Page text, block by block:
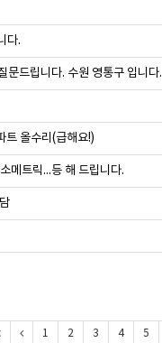
다.
문드립니다. 수원 영통구 입니다.
트 올수리(급해요!)
메트릭...등 해 드립니다.
1 2 3 4 5